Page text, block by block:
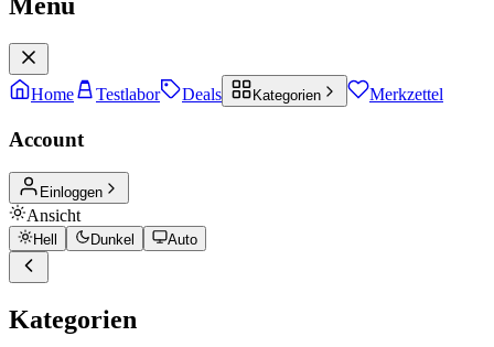
Home Testlabor Deals Kategorien Merkzettel
Account
Einloggen
Ansicht
Hell Dunkel Auto
Kategorien